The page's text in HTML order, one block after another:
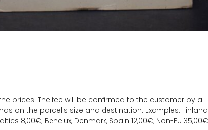
prices. The fee will be confirmed to the customer by a
on the parcel's size and destination. Examples: Finland
8,00€; Benelux, Denmark, Spain 12,00€; Non-EU 35,00€